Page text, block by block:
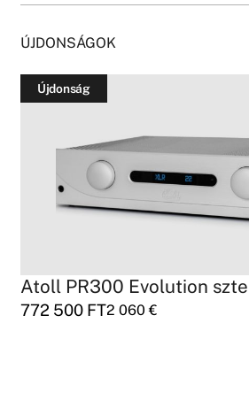
ÚJDONSÁGOK
Újdonság
Atoll PR300 Evolution
772 500 FT2 060€